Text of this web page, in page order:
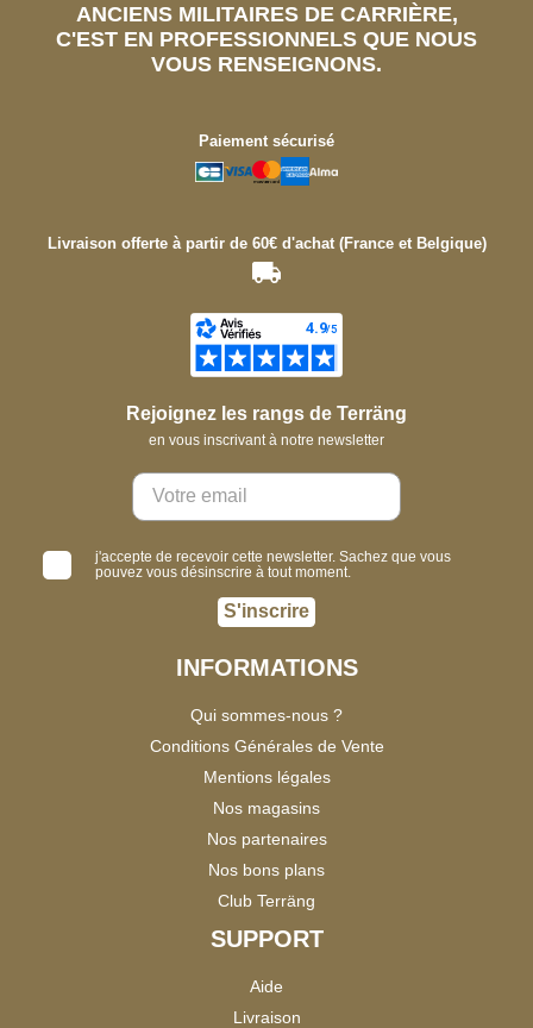
ANCIENS MILITAIRES DE CARRIÈRE,
C'EST EN PROFESSIONNELS QUE NOUS
VOUS RENSEIGNONS.
Paiement sécurisé
Livraison offerte à partir de 60€ d'achat (France et Belgique)
Rejoignez les rangs de Terräng
en vous inscrivant à notre newsletter
j'accepte de recevoir cette newsletter. Sachez que vous
pouvez vous désinscrire à tout moment.
S'inscrire
INFORMATIONS
Qui sommes-nous ?
Conditions Générales de Vente
Mentions légales
Nos magasins
Nos partenaires
Nos bons plans
Club Terräng
SUPPORT
Aide
Livraison